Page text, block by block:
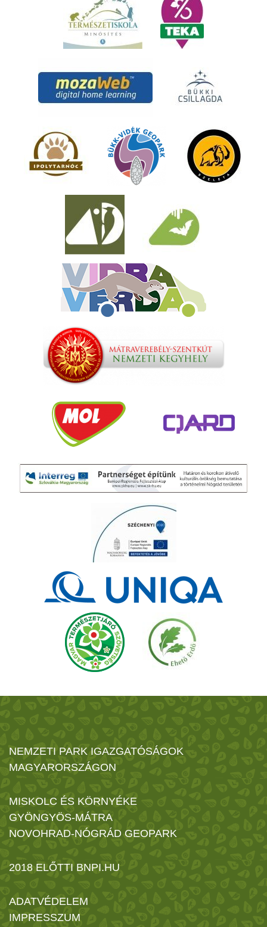
NEMZETI PARK IGAZGATÓSÁGOK
MAGYARORSZÁGON
MISKOLC ÉS KÖRNYÉKE
GYÖNGYÖS-MÁTRA
NOVOHRAD-NÓGRÁD GEOPARK
2018 ELŐTTI BNPI.HU
ADATVÉDELEM
IMPRESSZUM